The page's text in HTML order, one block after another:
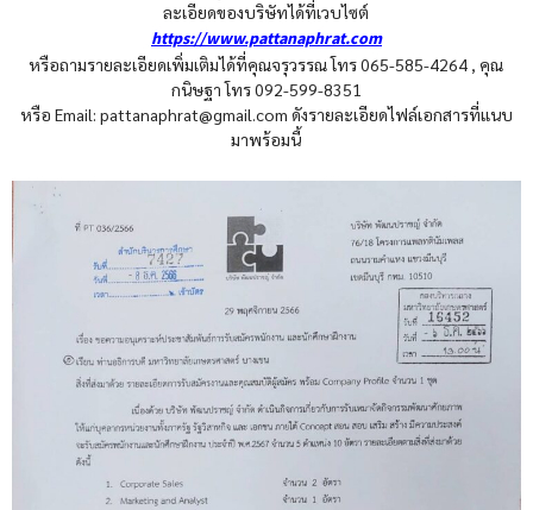
ละเอียดของบริษัทได้ที่เวบไซต์
https://www.pattanaphrat.com
หรือถามรายละเอียดเพิ่มเติมได้ที่คุณจรุวรรณ โทร 065-585-4264 , คุณ
กนิษฐา โทร 092-599-8351
หรือ Email: pattanaphrat@gmail.com ดังรายละเอียดไฟล์เอกสารที่แนบ
มาพร้อมนี้